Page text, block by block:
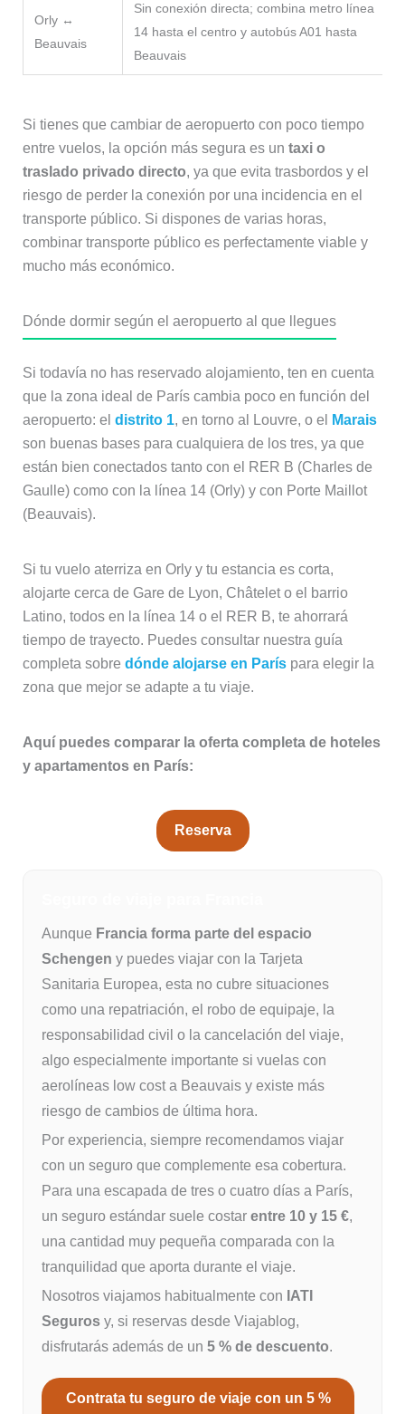
Orly ↔
Beauvais
Sin conexión directa; combina metro línea
14 hasta el centro y autobús A01 hasta
Beauvais
Si tienes que cambiar de aeropuerto con poco tiempo
entre vuelos, la opción más segura es un taxi o
traslado privado directo, ya que evita trasbordos y el
riesgo de perder la conexión por una incidencia en el
transporte público. Si dispones de varias horas,
combinar transporte público es perfectamente viable y
mucho más económico.
Dónde dormir según el aeropuerto al que llegues
Si todavía no has reservado alojamiento, ten en cuenta
que la zona ideal de París cambia poco en función del
aeropuerto: el distrito 1, en torno al Louvre, o el
Marais
son buenas bases para cualquiera de los tres, ya que
están bien conectados tanto con el RER B (Charles de
Gaulle) como con la línea 14 (Orly) y con Porte Maillot
(Beauvais).
Si tu vuelo aterriza en Orly y tu estancia es corta,
alojarte cerca de Gare de Lyon, Châtelet o el barrio
Latino, todos en la línea 14 o el RER B, te ahorrará
tiempo de trayecto. Puedes consultar nuestra guía
completa sobre dónde alojarse en Paríspara elegir la
zona que mejor se adapte a tu viaje.
Aquí puedes comparar la oferta completa de hoteles
y apartamentos en París:
Reserva
Aunque Francia forma parte del espacio
Schengen y puedes viajar con la Tarjeta
Sanitaria Europea, esta no cubre situaciones
como una repatriación, el robo de equipaje, la
responsabilidad civil o la cancelación del viaje,
algo especialmente importante si vuelas con
aerolíneas low cost a Beauvais y existe más
riesgo de cambios de última hora.
Por experiencia, siempre recomendamos viajar
con un seguro que complemente esa cobertura.
Para una escapada de tres o cuatro días a París,
un seguro estándar suele costar entre 10 y 15 €,
una cantidad muy pequeña comparada con la
tranquilidad que aporta durante el viaje.
Nosotros viajamos habitualmente con IATI
Segurosy, si reservas desde Viajablog,
disfrutarás además de un 5 % de descuento.
Contrata tu seguro de viaje con un 5 %